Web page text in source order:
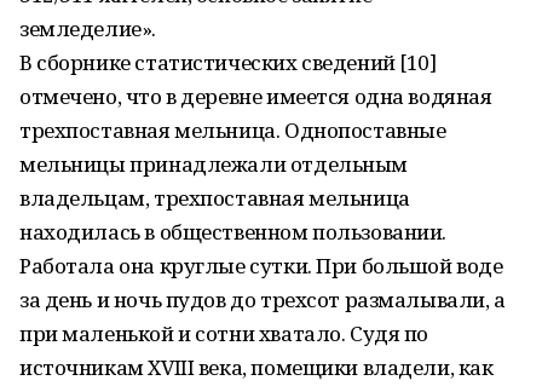
земледелие».
В сборнике статистических сведений [10]
отмечено, что в деревне имеется одна водяная
трехпоставная мельница. Однопоставные
мельницы принадлежали отдельным
владельцам, трехпоставная мельница
находилась в общественном пользовании.
Работала она круглые сутки. При большой воде
за день и ночь пудов до трехсот размалывали, а
при маленькой и сотни хватало. Судя по
источникам XVIII века, помещики владели, как